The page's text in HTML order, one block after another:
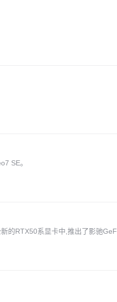
SE。
的RTX50系显卡中,推出了影驰